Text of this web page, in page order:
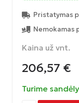
Pristatymas
Nemokamas
Kaina už vnt.
206,57 €
Turime